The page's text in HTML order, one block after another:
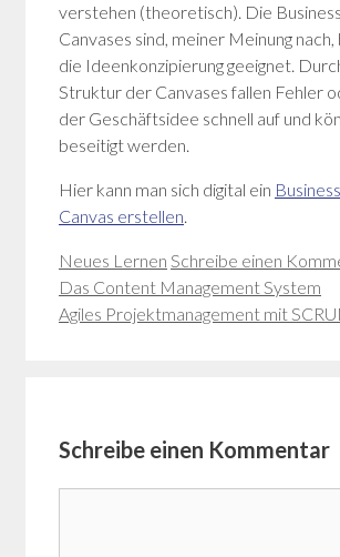
verstehen (theoretisch). Die
Canvases sind, meiner Meinung
die Ideenkonzipierung geeignet.
Struktur der Canvases fallen Fehler
der Geschäftsidee schnell auf und
beseitigt werden.
Hier kann man sich digital ein
Canvas erstellen.
Kategorien
Neues Lernen Schreibe einen
Das Content Management System
Agiles Projektmanagement mit
Schreibe einen Kommentar